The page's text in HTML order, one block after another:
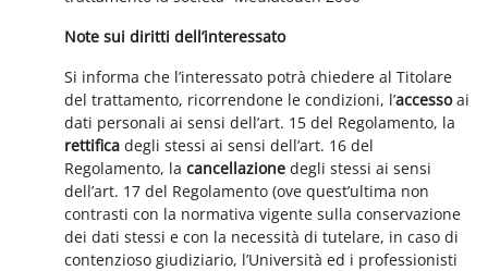
Note sui diritti dell’interessato
Si informa che l’interessato potrà chiedere al Titolare
del trattamento, ricorrendone le condizioni, l’accessoai
dati personali ai sensi dell’art. 15 del Regolamento, la
rettificadegli stessi ai sensi dell’art. 16 del
Regolamento, lacancellazione degli stessi ai sensi
dell’art. 17 del Regolamento (ove quest’ultima non
contrasti con la normativa vigente sulla conservazione
dei dati stessi e con la necessità di tutelare, in caso di
contenzioso giudiziario, l’Università ed i professionisti